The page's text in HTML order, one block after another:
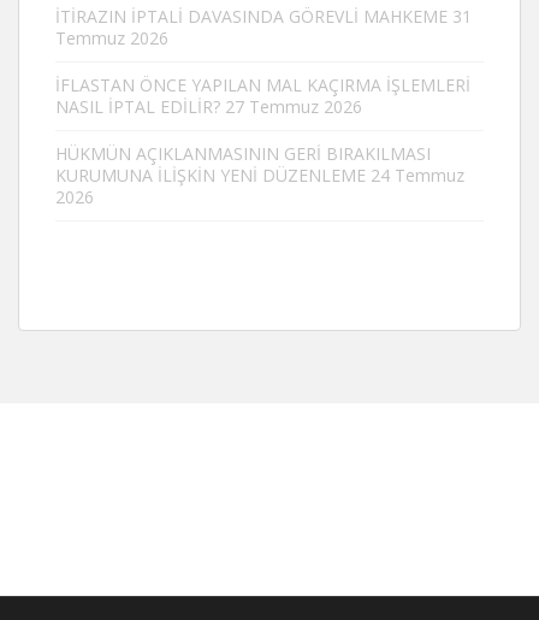
İTİRAZIN İPTALİ DAVASINDA GÖREVLİ MAHKEME 31
Temmuz 2026
İFLASTAN ÖNCE YAPILAN MAL KAÇIRMA İŞLEMLERİ
NASIL İPTAL EDİLİR? 27 Temmuz 2026
HÜKMÜN AÇIKLANMASININ GERİ BIRAKILMASI
KURUMUNA İLİŞKİN YENİ DÜZENLEME 24 Temmuz
2026